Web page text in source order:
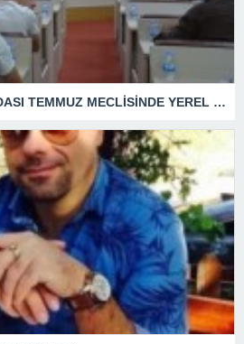
KUŞADASI TİCARET ODASI TEMMUZ MECLİSİNDE YEREL İŞLETMELERE ANLAMLI DESTEK